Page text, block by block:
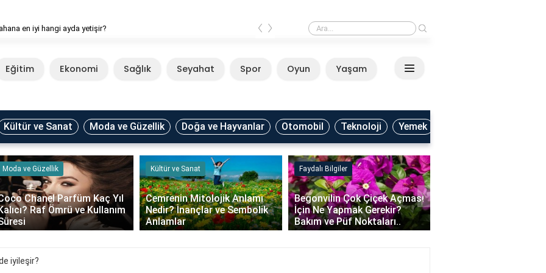
en iyi hangi ayda yetişir? Bezelye ile hangi soğuk salata yapılır?
‹ ›
Eğitim Ekonomi Sağlık Seyahat Spor Oyun Yaşam
Kültür ve Sanat Moda ve Güzellik Doğa ve Hayvanlar Otomobil Teknoloji Yemek
Kültür ve Sanat
Mitolojik Anlamı
İnançlar ve Sembolik
Faydalı Bilgiler
Begonvilin Çok Çiçek Açması
İçin Ne Yapmak Gerekir?
Bakım ve Püf Noktaları..
Ekonomi
Bayrak Hisse Ne İş Yapar?
Faaliyet Alanı ve Şirket
Profili
›
iyileşir?